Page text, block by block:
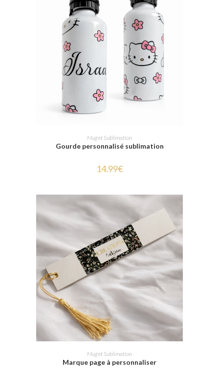
SELECT OPTIONS
Mug et Sublimation
Gourde personnalisé sublimation
14.99€
SELECT OPTIONS
Mug et Sublimation
Marque page à personnaliser